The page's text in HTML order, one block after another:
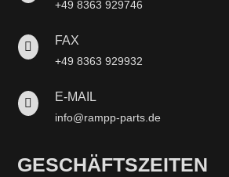
+49 8363 929746
 FAX
+49 8363 929932
 E-MAIL
info@rampp-parts.de
GESCHÄFTSZEITEN